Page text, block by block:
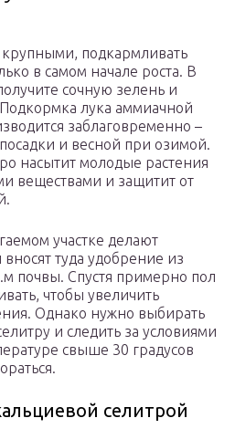
подкармливать
в самом начале роста. В
сочную зелень и
лука аммиачной
заблаговременно –
и весной при озимой.
насытит молодые растения
веществами и защитит от
участке делают
туда удобрение из
почвы. Спустя примерно пол
чтобы увеличить
Однако нужно выбирать
и следить за условиями
свыше 30 градусов
селитрой